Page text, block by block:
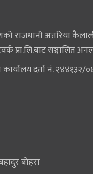
राजधानी अत्तरिया
प्रा.लि.बाट सञ्चालित
कार्यालय दर्ता नं.
बोहरा